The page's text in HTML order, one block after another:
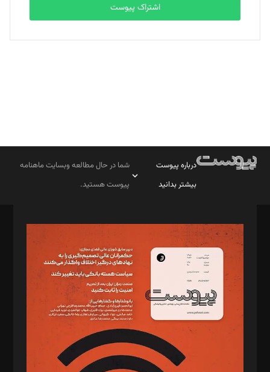
بابک نقاش
تحریریه
اشتراک پیوست
درباره پیوست
بیشتر بدانید
شما در حال مطالعه وبسایت ماهنامه
پیوست هستید.
مدیر مسئول: محمدباقر اثنی‌عشری
سردبیر: مهرک محمودی
دبیر تحریریه: میثم قاسمی
د‌بیر ناداستان: سمانه سمیع
د‌بیر خدمت و تجارت: ابوالفضل رجبی
د‌بیر حقوق فناوری: حسام‌الدین ایپکچی
د‌بیر پیوست جهان: مینا پاکدل
د‌بیر تحریریه آنلاین: بابک نقاش
تحریریه‌: مجتبی محمود‌ی، آرش برهمند، یسنا امان‌پور، سروش کرمیان،